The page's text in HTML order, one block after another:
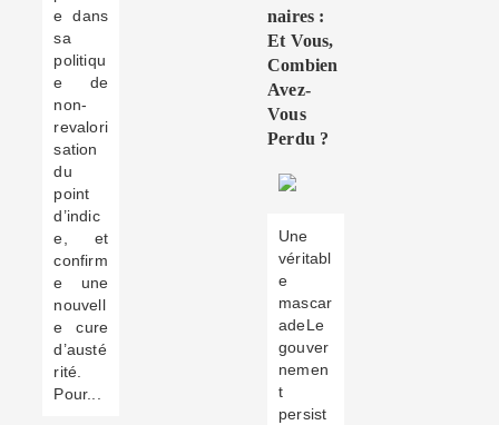
e dans
sa
politiqu
e de
non-
revalori
sation
du
point
d’indic
e, et
confirm
e une
nouvell
e cure
d’austé
rité.
Pour...
Naires :
Et Vous,
Combien
Avez-
Vous
Perdu ?
Une
véritabl
e
mascar
adeLe
gouver
nemen
t
persist